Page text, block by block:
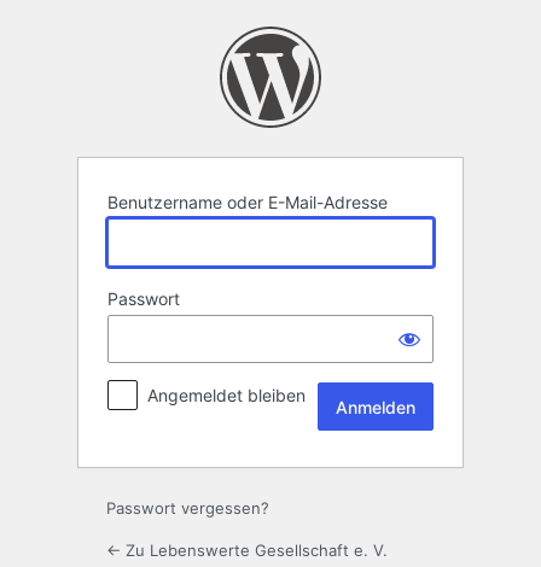
Benutzername oder E-Mail-Adresse
Passwort
Angemeldet bleiben
Passwort vergessen?
← Zu Lebenswerte Gesellschaft e. V.